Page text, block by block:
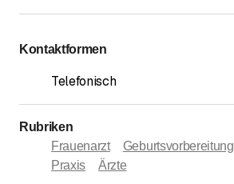
Kontaktformen
Telefonisch
Rubriken
Frauenarzt
Geburtsvorbereitung
Praxis
Ärzte